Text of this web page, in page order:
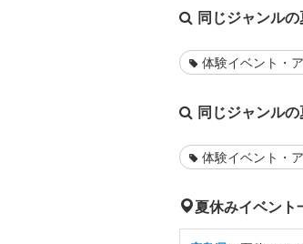
同じジャンルの
体験イベント・
同じジャンルの
体験イベント・
夏休みイベント